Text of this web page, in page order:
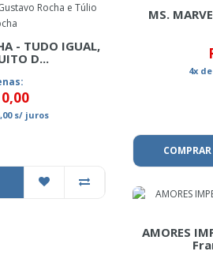
- TUDO IGUAL,
D...
s/ juros
MS.
4xde
COMPRAR
AMORES